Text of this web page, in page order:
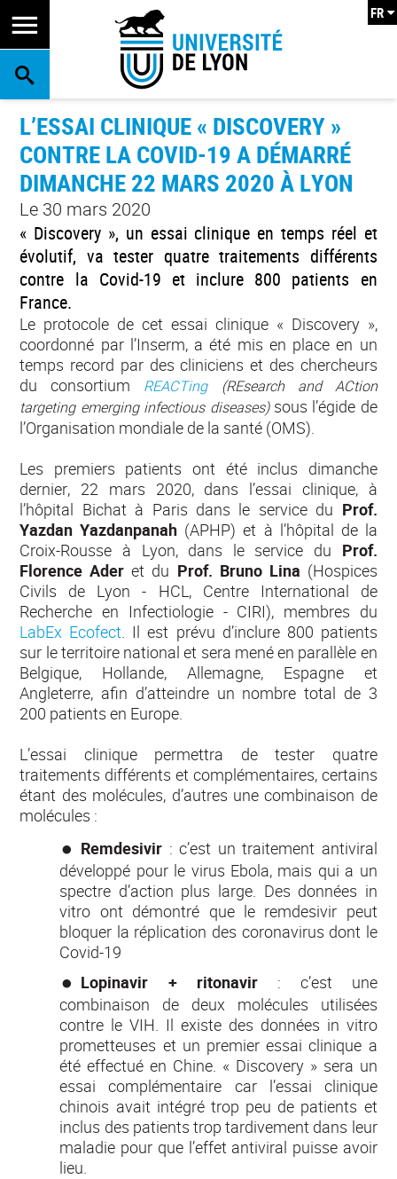
RECHERCHE
FR
L’ESSAI CLINIQUE « DISCOVERY »
CONTRE LA COVID-19 A DÉMARRÉ
DIMANCHE 22 MARS 2020 À LYON
Le 30 mars 2020
« Discovery », un essai clinique en temps réel et
évolutif, va tester quatre traitements différents
contre la Covid-19 et inclure 800 patients en
France.
Le protocole de cet essai clinique « Discovery »,
coordonné par l’Inserm, a été mis en place en un
temps record par des cliniciens et des chercheurs
du consortium REACTing
(REsearch and ACtion
targeting emerging infectious diseases)sous l’égide de
l’Organisation mondiale de la santé (OMS).
Les premiers patients ont été inclus dimanche
dernier, 22 mars 2020, dans l’essai clinique, à
l’hôpital Bichat à Paris dans le service du Prof.
Yazdan Yazdanpanah (APHP) et à l’hôpital de la
Croix-Rousse à Lyon, dans le service du Prof.
Florence Aderet du Prof. Bruno Lina (Hospices
Civils de Lyon - HCL, Centre International de
Recherche en Infectiologie - CIRI), membres du
LabEx Ecofect. Il est prévu d’inclure 800 patients
sur le territoire national et sera mené en parallèle en
Belgique, Hollande, Allemagne, Espagne et
Angleterre, afin d’atteindre un nombre total de 3
200 patients en Europe.
L’essai clinique permettra de tester quatre
traitements différents et complémentaires, certains
étant des molécules, d’autres une combinaison de
molécules :
Remdesivir : c’est un traitement antiviral
développé pour le virus Ebola, mais qui a un
spectre d’action plus large. Des données in
vitro ont démontré que le remdesivir peut
bloquer la réplication des coronavirus dont le
Covid-19
Lopinavir + ritonavir: c’est une
combinaison de deux molécules utilisées
contre le VIH. Il existe des données in vitro
prometteuses et un premier essai clinique a
été effectué en Chine. « Discovery » sera un
essai complémentaire car l’essai clinique
chinois avait intégré trop peu de patients et
inclus des patients trop tardivement dans leur
maladie pour que l’effet antiviral puisse avoir
lieu.